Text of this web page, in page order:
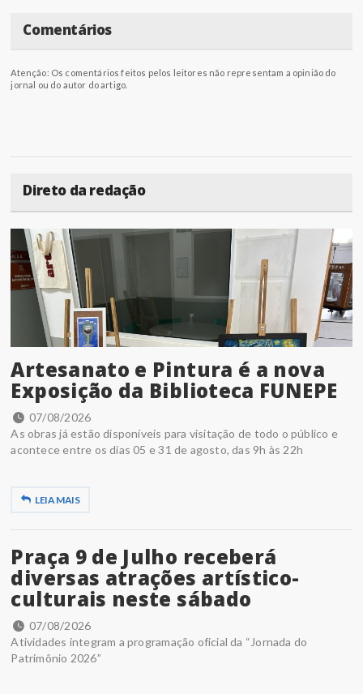
Comentários
Atenção: Os comentários feitos pelos leitores não representam a opinião do
jornal ou do autor do artigo.
Direto da redação
Artesanato e Pintura é a nova
Exposição da Biblioteca FUNEPE
07/08/2026
As obras já estão disponíveis para visitação de todo o público e
acontece entre os dias 05 e 31 de agosto, das 9h às 22h
LEIA MAIS
Praça 9 de Julho receberá
diversas atrações artístico-
culturais neste sábado
07/08/2026
Atividades integram a programação oficial da “Jornada do
Patrimônio 2026”